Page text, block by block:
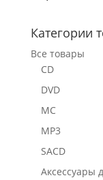
Категории
Все товары
CD
DVD
MC
MP3
SACD
Аксессуары